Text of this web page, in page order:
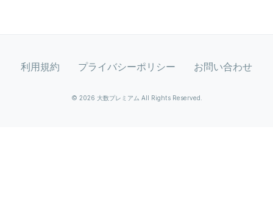
利用規約 プライバシーポリシー お問い合わせ
© 2026 大数プレミアム All Rights Reserved.